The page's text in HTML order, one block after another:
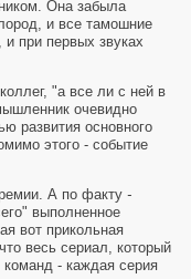
Она забыла
и все тамошние
при первых звуках
"а все ли с ней в
очевидно
развития основного
этого - событие
А по факту -
выполненное
вот прикольная
весь сериал, который
- каждая серия